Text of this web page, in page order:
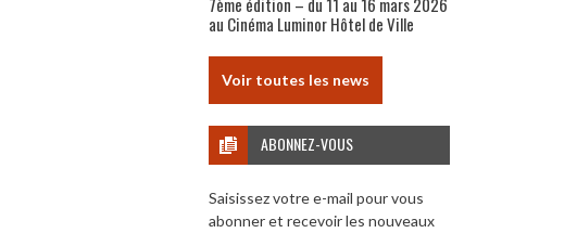
au Cinéma Luminor Hôtel de Ville
Voir toutes les news
ABONNEZ-VOUS
Saisissez votre e-mail pour vous
abonner et recevoir les nouveaux